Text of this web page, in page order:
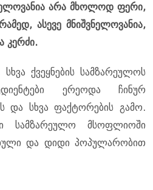
არა მხოლოდ ფერი,
ასევე მნიშვნელოვანია,
კერძი.
ქვეყნების სამზარეულოს
ერეოდა ჩინურ
და სხვა ფაქტორების გამო.
სამზარეულო მსოფლიოში
და დიდი პოპულარობით